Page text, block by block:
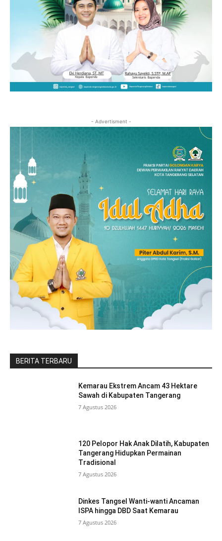
- Advertisment -
BERITA TERBARU
Kemarau Ekstrem Ancam 43 Hektare
Sawah di Kabupaten Tangerang
7 Agustus 2026
120 Pelopor Hak Anak Dilatih, Kabupaten
Tangerang Hidupkan Permainan
Tradisional
7 Agustus 2026
Dinkes Tangsel Wanti-wanti Ancaman
ISPA hingga DBD Saat Kemarau
7 Agustus 2026